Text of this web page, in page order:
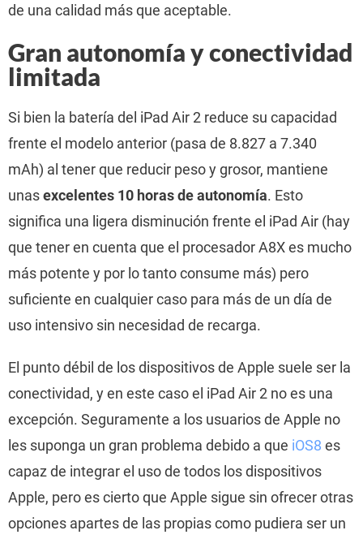
de una calidad más que aceptable.
Gran autonomía y conectividad
limitada
Si bien la batería del iPad Air 2 reduce su capacidad
frente el modelo anterior (pasa de 8.827 a 7.340
mAh) al tener que reducir peso y grosor, mantiene
unasexcelentes 10 horas de autonomía. Esto
significa una ligera disminución frente el iPad Air (hay
que tener en cuenta que el procesador A8X es mucho
más potente y por lo tanto consume más) pero
suficiente en cualquier caso para más de un día de
uso intensivo sin necesidad de recarga.
El punto débil de los dispositivos de Apple suele ser la
conectividad, y en este caso el iPad Air 2 no es una
excepción. Seguramente a los usuarios de Apple no
les suponga un gran problema debido a que iOS8 es
capaz de integrar el uso de todos los dispositivos
Apple, pero es cierto que Apple sigue sin ofrecer otras
opciones apartes de las propias como pudiera ser un